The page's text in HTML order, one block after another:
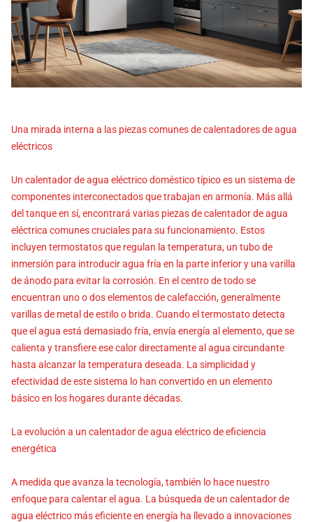
Una mirada interna a las piezas comunes de calentadores de agua
eléctricos
Un calentador de agua eléctrico doméstico típico es un sistema de
componentes interconectados que trabajan en armonía. Más allá
del tanque en sí, encontrará varias piezas de calentador de agua
eléctrica comunes cruciales para su funcionamiento. Estos
incluyen termostatos que regulan la temperatura, un tubo de
inmersión para introducir agua fría en la parte inferior y una varilla
de ánodo para evitar la corrosión. En el centro de todo se
encuentran uno o dos elementos de calefacción, generalmente
varillas de metal de estilo o brida. Cuando el termostato detecta
que el agua está demasiado fría, envía energía al elemento, que se
calienta y transfiere ese calor directamente al agua circundante
hasta alcanzar la temperatura deseada. La simplicidad y
efectividad de este sistema lo han convertido en un elemento
básico en los hogares durante décadas.
La evolución a un calentador de agua eléctrico de eficiencia
energética
A medida que avanza la tecnología, también lo hace nuestro
enfoque para calentar el agua. La búsqueda de un calentador de
agua eléctrico más eficiente en energía ha llevado a innovaciones